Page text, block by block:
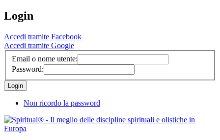
Login
Accedi tramite Facebook
Accedi tramite Google
Email o nome utente:
Password:
Non ricordo la password